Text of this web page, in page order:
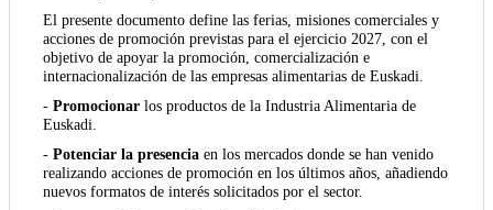
El presente documento define las ferias, misiones comerciales y
acciones de promoción previstas para el ejercicio 2027, con el
objetivo de apoyar la promoción, comercialización e
internacionalización de las empresas alimentarias de Euskadi.
- Promocionar los productos de la Industria Alimentaria de
Euskadi.
- Potenciar la presencia en los mercados donde se han venido
realizando acciones de promoción en los últimos años, añadiendo
nuevos formatos de interés solicitados por el sector.